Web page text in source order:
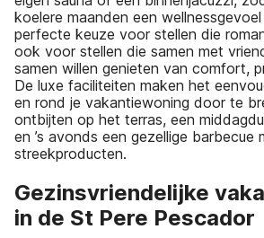
koelere maanden een
perfecte keuze voor stellen die
ook voor stellen die samen met
samen willen genieten van comfort,
De luxe faciliteiten maken het
en rond je vakantiewoning door te
ontbijten op het terras, een
en ’s avonds een gezellige barbecue
streekproducten.
Gezinsvriendelijke
in de St Pere Pescador